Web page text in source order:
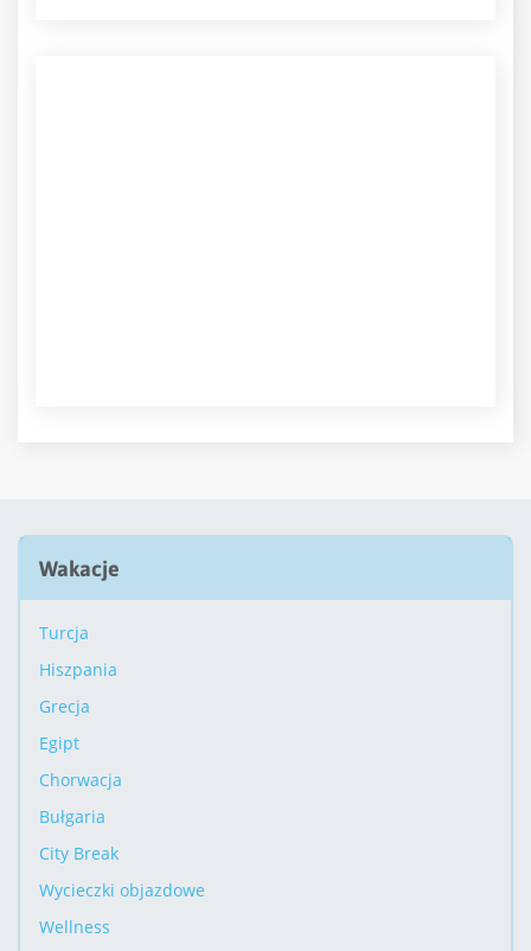
Wakacje
Turcja
Hiszpania
Grecja
Egipt
Chorwacja
Bułgaria
City Break
Wycieczki objazdowe
Wellness